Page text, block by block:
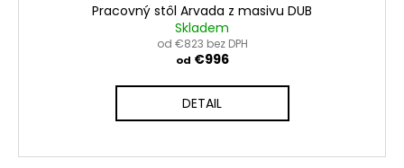
Pracovný stôl Arvada z masivu DUB
Skladem
od €823 bez DPH
od €996
DETAIL